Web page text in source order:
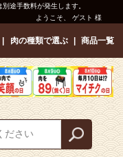
途手数料が発生します。
ようこそ、 ゲスト 様
肉の種類で選ぶ 商品一覧